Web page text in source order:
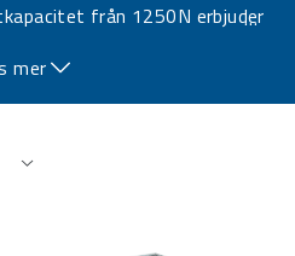
från 1250N erbjuder
och andra
…
mer